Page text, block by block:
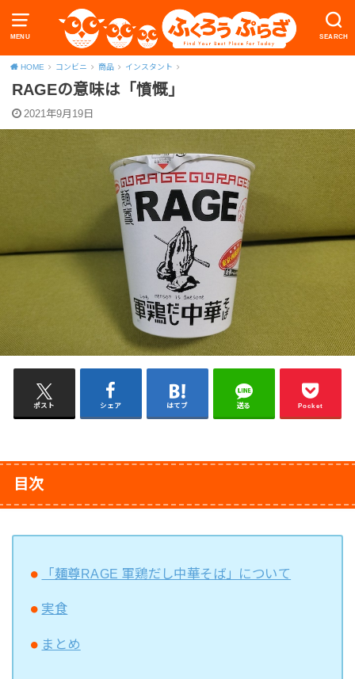
MENU SEARCH
HOME コンビニ 商品 インスタント
RAGEの意味は「憤慨」
2021年9月19日
ポスト シェア はてブ 送る Pocket
目次
「麺尊RAGE 軍鶏だし中華そば」について
実食
まとめ